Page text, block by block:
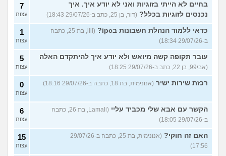
בחיים לא הייתי בזוגיות ואני לא יודע איך. איך
נכנסים לזוגיות בכלל? (דור, בן 25, כתב ב-29/07/26 18:43)
7
עצות
כדאי ללמוד הנהלת חשבונות בipc?
(lili, בת 25, כתבה
ב-29/07/26 18:34)
1
עצות
עובר תקופה קשה מיואש ולא יודע איך להיתקדם האלה
(אבי99, בן 22, כתב ב-29/07/26 18:25)
5
עצות
רכזת שירות ישיר (אנונימית, בת 18, כתבה ב-29/07/26 18:16) 0
עצות
הקשר עם אבא שלי מכביד עליי
(Lamali, בת 26, כתבה
ב-29/07/26 18:05)
6
עצות
האם זה חוקי?
(אנונימית, בת 25, כתבה ב-29/07/26
17:56)
15
עצות